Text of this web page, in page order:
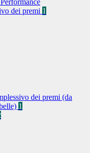
dei premi 1
dei premi (da
1